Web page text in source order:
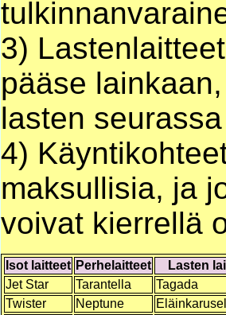
3)
pääse
lasten seurassa
4)
maksullisia, ja
voivat kierrellä
Isot laitteet Perhelaitteet
Lasten
Jet Star
Tarantella
Tagada
Twister
Neptune